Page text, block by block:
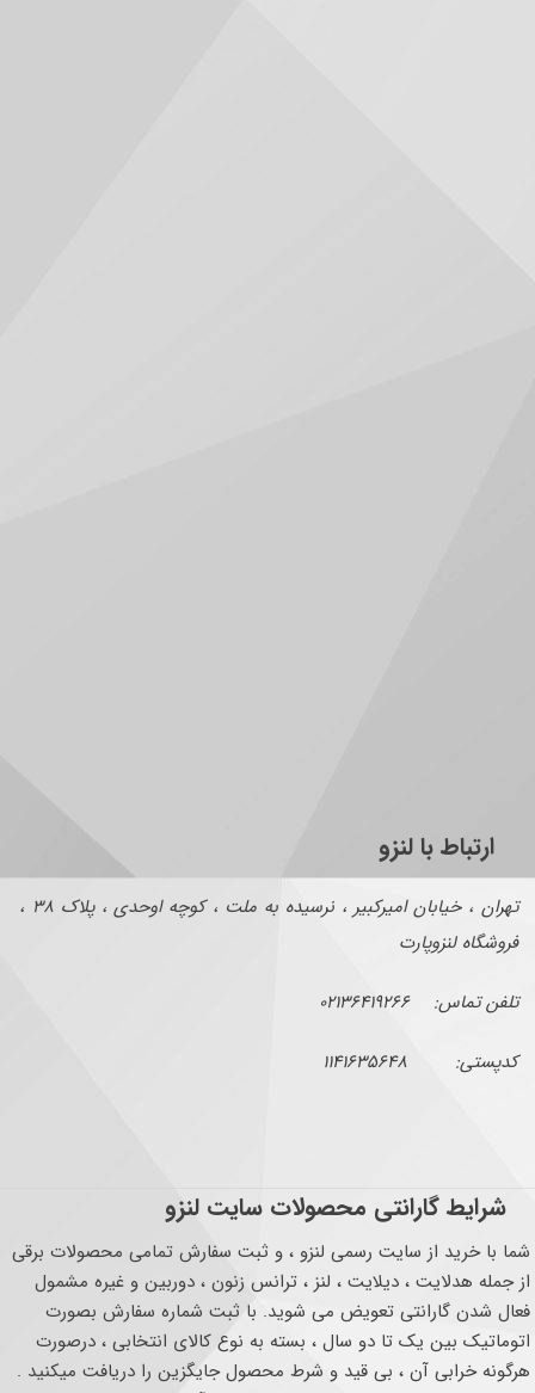
ارتباط با لنزو
تهران ، خیابان امیرکبیر ، نرسیده به ملت ، کوچه اوحدی ، پلاک ۳۸ ،
فروشگاه لنزوپارت
تلفن تماس: ۰۲۱۳۶۴۱۹۲۶۶
کدپستی: ۱۱۴۱۶۳۵۶۴۸
شرایط گارانتی محصولات سایت لنزو
شما با خرید از سایت رسمی لنزو ، و ثبت سفارش تمامی محصولات برقی
از جمله هدلایت ، دیلایت ، لنز ، ترانس زنون ، دوربین و غیره مشمول
فعال شدن گارانتی تعویض می شوید. با ثبت شماره سفارش بصورت
اتوماتیک بین یک تا دو سال ، بسته به نوع کالای انتخابی ، درصورت
هرگونه خرابی آن ، بی قید و شرط محصول جایگزین را دریافت میکنید .